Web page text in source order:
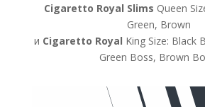
Cigaretto Royal Slims Queen
Green, Brown
и Cigaretto Royal King Size: Black
Green Boss, Brown